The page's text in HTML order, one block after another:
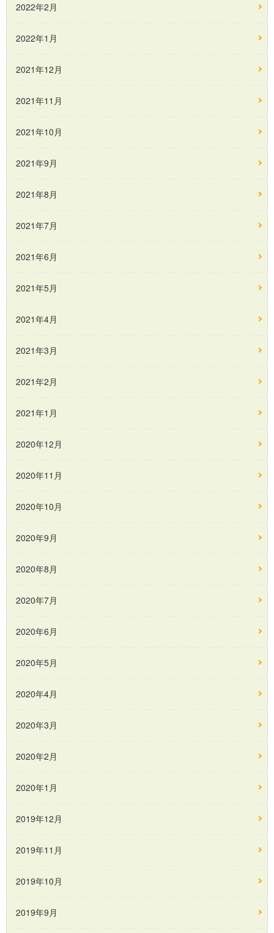
2022年2月
2022年1月
2021年12月
2021年11月
2021年10月
2021年9月
2021年8月
2021年7月
2021年6月
2021年5月
2021年4月
2021年3月
2021年2月
2021年1月
2020年12月
2020年11月
2020年10月
2020年9月
2020年8月
2020年7月
2020年6月
2020年5月
2020年4月
2020年3月
2020年2月
2020年1月
2019年12月
2019年11月
2019年10月
2019年9月